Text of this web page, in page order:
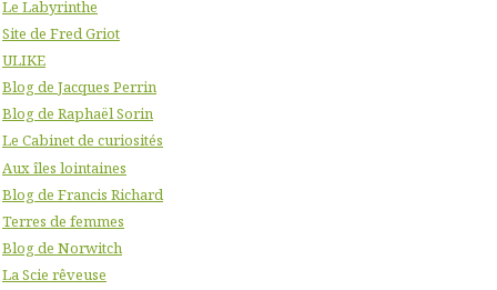
Le Labyrinthe
Site de Fred Griot
ULIKE
Blog de Jacques Perrin
Blog de Raphaël Sorin
Le Cabinet de curiosités
Aux îles lointaines
Blog de Francis Richard
Terres de femmes
Blog de Norwitch
La Scie rêveuse